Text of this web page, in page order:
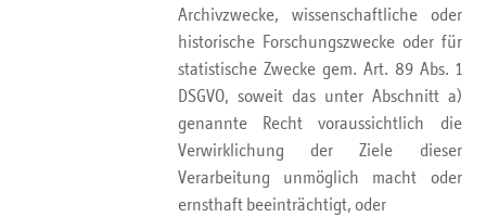
Archivzwecke, wissenschaftliche oder
historische Forschungszwecke oder für
statistische Zwecke gem. Art. 89 Abs. 1
DSGVO, soweit das unter Abschnitt a)
genannte Recht voraussichtlich die
Verwirklichung der Ziele dieser
Verarbeitung unmöglich macht oder
ernsthaft beeinträchtigt, oder